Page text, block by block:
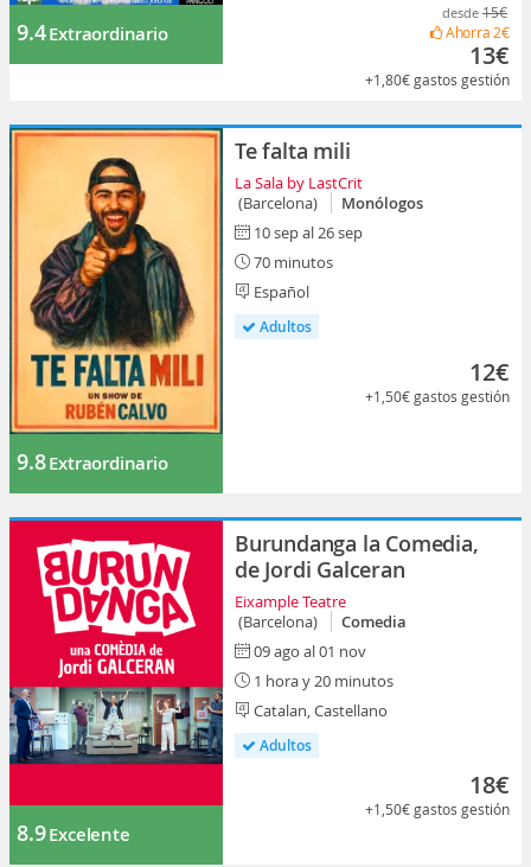
9.4Extraordinario
desde 15€
Ahorra 2€
13€
+1,80€gastos gestión
9.8Extraordinario
Te falta mili
La Sala by LastCrit
(Barcelona)
Monólogos
10 sep al 26 sep
70 minutos
Español
Adultos
12€
+1,50€gastos gestión
8.9Excelente
Burundanga la Comedia,
de Jordi Galceran
Eixample Teatre
(Barcelona)
Comedia
09 ago al 01 nov
1 hora y 20 minutos
Catalan, Castellano
Adultos
18€
+1,50€gastos gestión